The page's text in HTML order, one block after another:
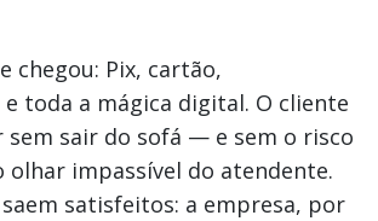
chegou: Pix, cartão,
toda a mágica digital. O cliente
sem sair do sofá — e sem o risco
olhar impassível do atendente.
satisfeitos: a empresa, por